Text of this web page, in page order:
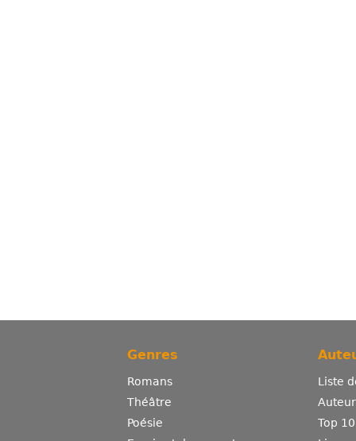
Genres
Romans
Théâtre
Poésie
Liste
Top